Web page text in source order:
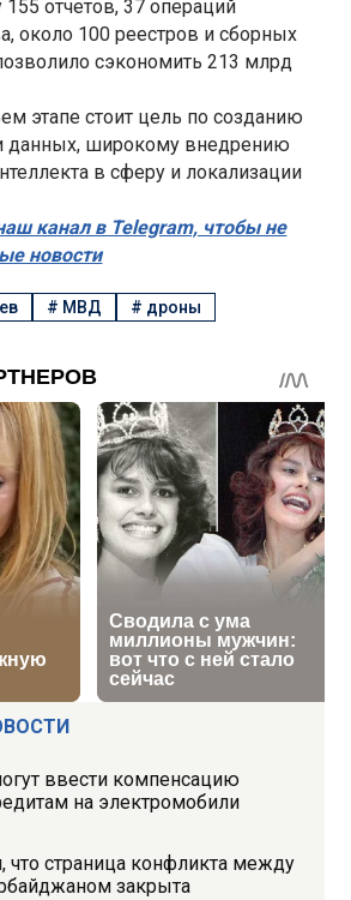
ввести компенсацию
на электромобили
что страница конфликта между
закрыта
отчетов, 37 операций
около 100 реестров и сборных
сэкономить 213 млрд
этапе стоит цель по созданию
данных, широкому внедрению
в сферу и локализации
канал в Telegram, чтобы не
новости
# МВД # дроны